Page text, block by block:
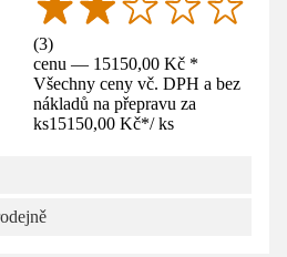
(3)
cenu — 15150,00 Kč *
Všechny ceny vč. DPH a bez
nákladů na přepravu za
ks15150,00 Kč*/ ks